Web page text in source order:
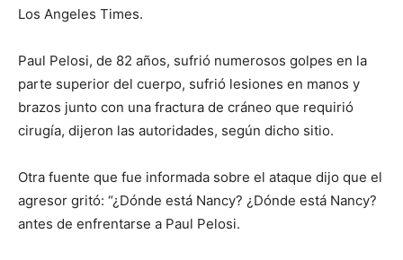
Los Angeles Times.
Paul Pelosi, de 82 años, sufrió numerosos golpes en la
parte superior del cuerpo, sufrió lesiones en manos y
brazos junto con una fractura de cráneo que requirió
cirugía, dijeron las autoridades, según dicho sitio.
Otra fuente que fue informada sobre el ataque dijo que el
agresor gritó: “¿Dónde está Nancy? ¿Dónde está Nancy?
antes de enfrentarse a Paul Pelosi.